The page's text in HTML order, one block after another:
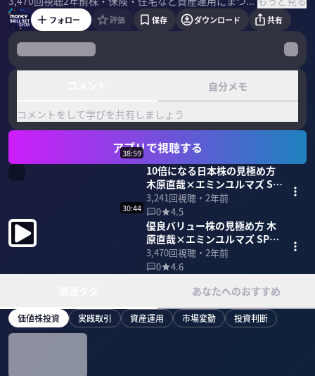
フォロー 評価 保存 ダウンロード 共有
自分メモ
コメントをして学びを共有しましょう
アプリで視聴する
38:59
10倍になる日本株の見極め方
木原直哉×エミンユルマズ SP
対談(前編)
3,241回視聴・ 2年前
0
4.5
30:44
優良バリュー株の見極め方 木
原直哉×エミンユルマズ SP対
談(後編)
3,470回視聴・ 2年前
0
4.6
あなたへのおすすめ
価値株投資 実践取引 資産運用 市場変動 投資判断